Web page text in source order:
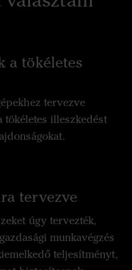
a tökéletes
tervezve
tökéletes illeszkedést
tervezve
úgy tervezték,
munkavégzés
teljesítményt,